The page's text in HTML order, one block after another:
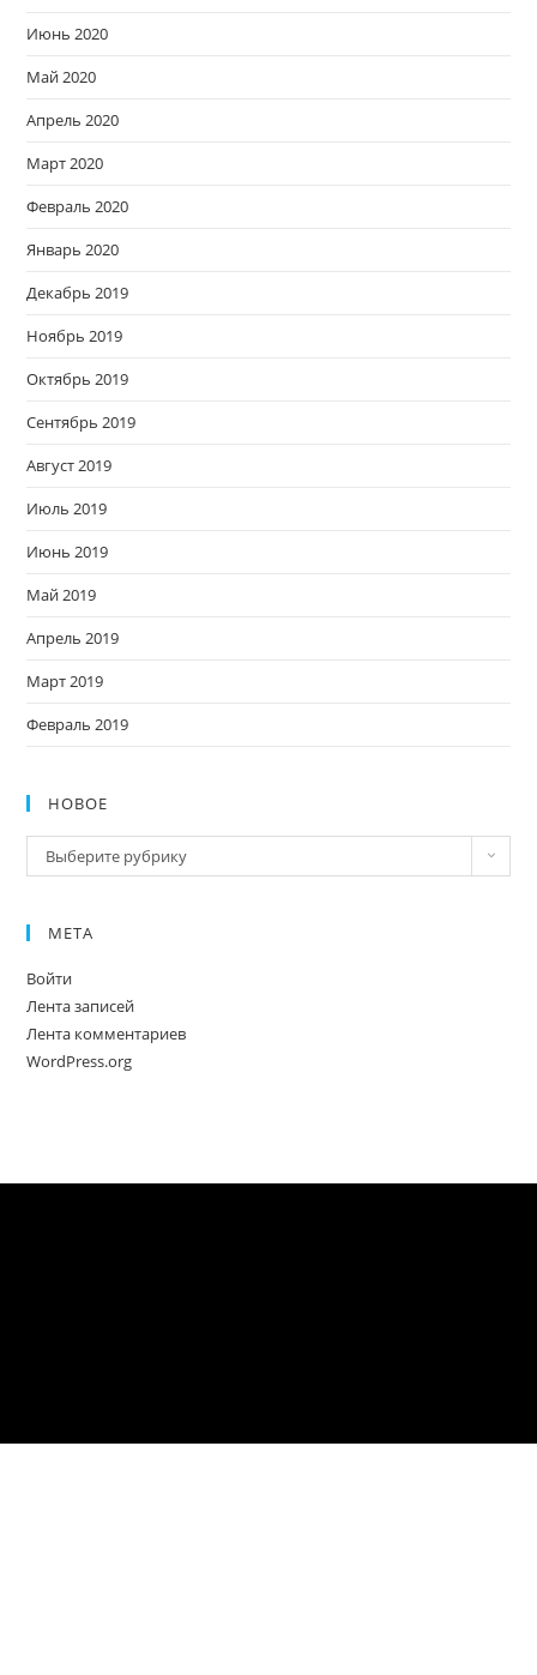
Июнь 2020
Май 2020
Апрель 2020
Март 2020
Февраль 2020
Январь 2020
Декабрь 2019
Ноябрь 2019
Октябрь 2019
Сентябрь 2019
Август 2019
Июль 2019
Июнь 2019
Май 2019
Апрель 2019
Март 2019
Февраль 2019
НОВОЕ
Новое
Выберите рубрику
МЕТА
Войти
Лента записей
Лента комментариев
WordPress.org